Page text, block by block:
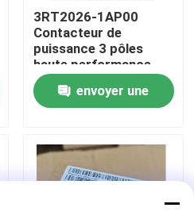
isolée
3RT2026-1AP00
Contacteur de
puissance 3 pôles
haute performance
envoyer une